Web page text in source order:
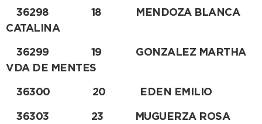
36298 18 MENDOZA BLANCA
CATALINA
36299 19 GONZALEZ MARTHA
VDA DE MENTES
36300 20 EDEN EMILIO
36303 23 MUGUERZA ROSA